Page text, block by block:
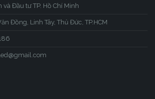
và Đầu tư TP. Hồ Chí Minh
Đồng, Linh Tây, Thủ Đức, TP.HCM